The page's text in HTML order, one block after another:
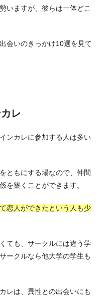
いますが、彼らは一体どこ
会いのきっかけ10選を見て
レ
ンカレに参加する人は多い
ともにする場なので、仲間
を築くことができます。
恋人ができたという人も少
ても、サークルには違う学
ークルなら他大学の学生も
レは、異性との出会いにも